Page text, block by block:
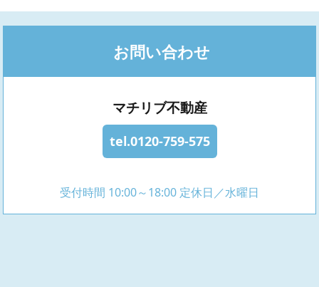
お問い合わせ
マチリブ不動産
tel.0120-759-575
受付時間 10:00～18:00 定休日／水曜日